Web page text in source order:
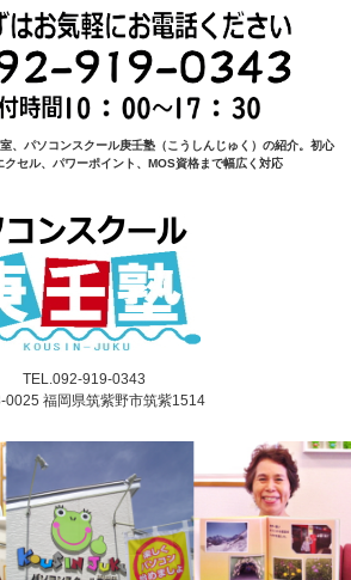
、パソコンスクール庚壬塾（こうしんじゅく）の紹介。初心
クセル、パワーポイント、MOS資格まで幅広く対応
TEL.092-919-0343
0025 福岡県筑紫野市筑紫1514